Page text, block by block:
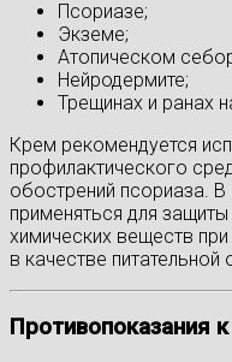
Псориазе;
Экземе;
Атопическом
Нейродермите;
Трещинах и ранах
Крем рекомендуется
профилактического
обострений псориаза.
применяться для
химических веществ
в качестве питательной
Противопоказания